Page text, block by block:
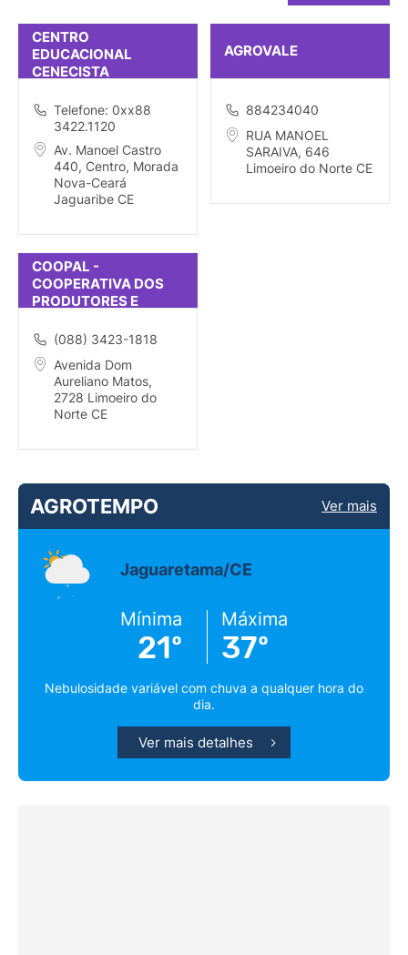
CENTRO
EDUCACIONAL
CENECISTA
Telefone: 0xx88
3422.1120
Av. Manoel Castro
440, Centro, Morada
Nova-Ceará
Jaguaribe CE
AGROVALE
884234040
RUA MANOEL
SARAIVA, 646
Limoeiro do Norte CE
COOPAL -
COOPERATIVA DOS
PRODUTORES E
DE LIMOEIRO DO
NORTE
(088) 3423-1818
Avenida Dom
Aureliano Matos,
2728 Limoeiro do
Norte CE
AGROTEMPO Ver mais
Jaguaretama/CE
Mínima
21º
Máxima
37º
Nebulosidade variável com chuva a qualquer hora do
dia.
Ver mais detalhes